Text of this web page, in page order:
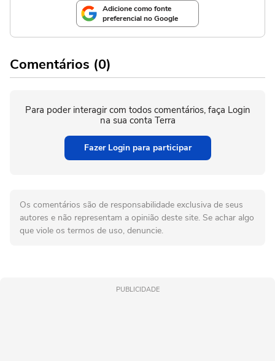
Adicione como fonte
preferencial no Google
Comentários (0)
Para poder interagir com todos comentários, faça Login
na sua conta Terra
Fazer Login para participar
Os comentários são de responsabilidade exclusiva de seus
autores e não representam a opinião deste site. Se achar algo
que viole os termos de uso, denuncie.
PUBLICIDADE